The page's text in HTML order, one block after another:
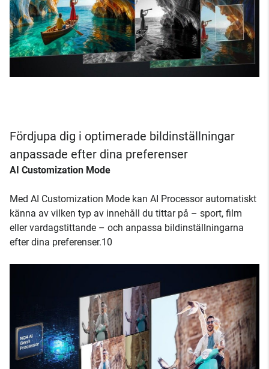
Fördjupa dig i optimerade bildinställningar
anpassade efter dina preferenser
AI Customization Mode
Med AI Customization Mode kan AI Processor automatiskt
känna av vilken typ av innehåll du tittar på – sport, film
eller vardagstittande – och anpassa bildinställningarna
efter dina preferenser.10